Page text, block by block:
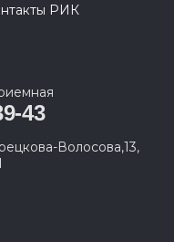
РИК
43
Волосова,13,